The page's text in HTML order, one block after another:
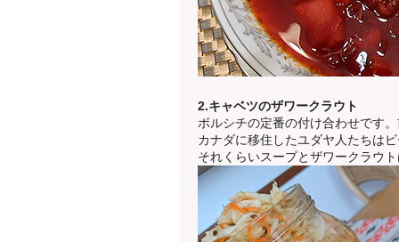
2.キャベツのザワークラウト
ボルシチの定番の付け合わせです
カナダに移住したユダヤ人たちは
それくらいスープとザワークラウ